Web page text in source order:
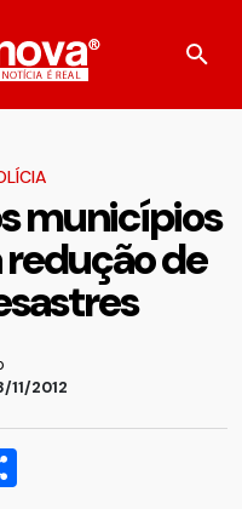
municípios
de
11/2012